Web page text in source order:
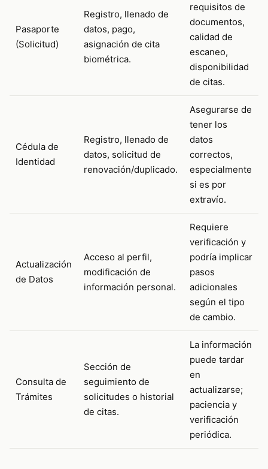
Pasaporte
(Solicitud)
Registro, llenado de
datos, pago,
asignación de cita
biométrica.
requisitos de
documentos,
calidad de
escaneo,
disponibilidad
de citas.
Cédula de
Identidad
Registro, llenado de
datos, solicitud de
renovación/duplicado.
Asegurarse de
tener los
datos
correctos,
especialmente
si es por
extravío.
Actualización
de Datos
Acceso al perfil,
modificación de
información personal.
Requiere
verificación y
podría implicar
pasos
adicionales
según el tipo
de cambio.
Consulta de
Trámites
Sección de
seguimiento de
solicitudes o historial
de citas.
La información
puede tardar
en
actualizarse;
paciencia y
verificación
periódica.